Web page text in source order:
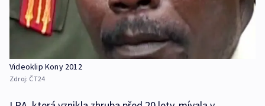
Videoklip Kony 2012
Zdroj: ČT24